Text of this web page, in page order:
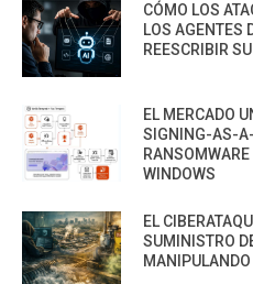
CÓMO LOS
LOS AGENTES
REESCRIBIR
EL MERCADO
SIGNING-AS-A-
RANSOMWARE
WINDOWS
EL
SUMINISTRO